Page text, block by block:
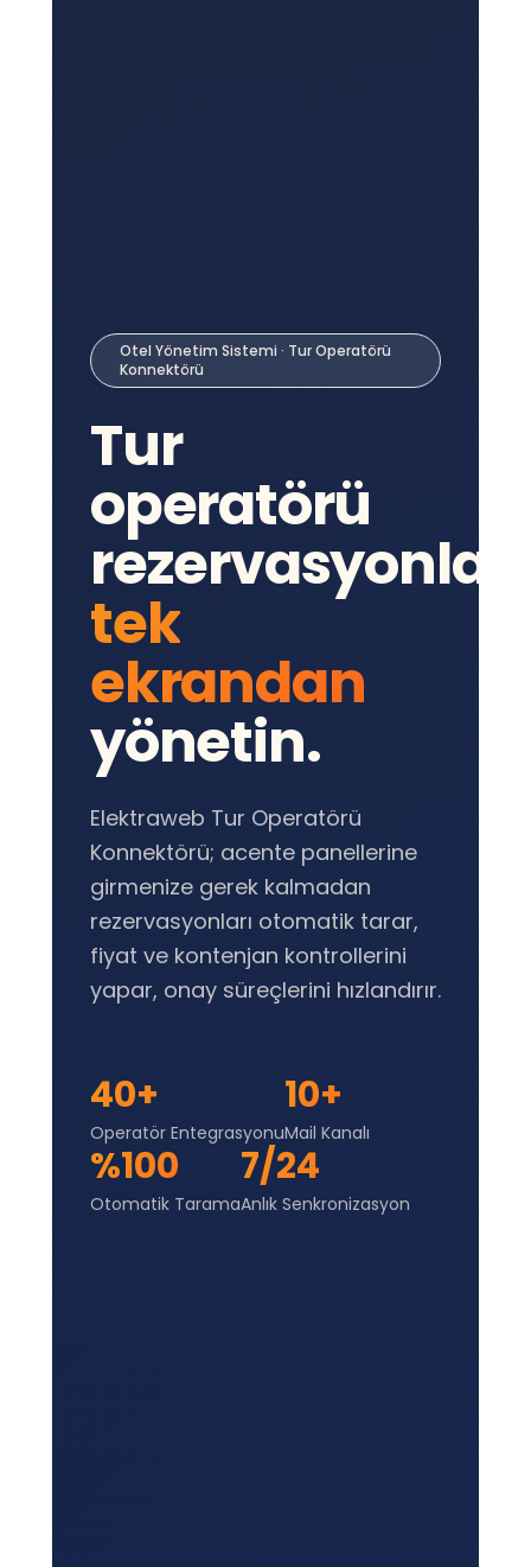
Otel Yönetim Sistemi · Tur Operatörü
Konnektörü
Tur
operatörü
tek
ekrandan
yönetin.
Elektraweb Tur Operatörü
Konnektörü; acente panellerine
girmenize gerek kalmadan
rezervasyonları otomatik tarar,
fiyat ve kontenjan kontrollerini
yapar, onay süreçlerini hızlandırır.
40+
Operatör Entegrasyonu
10+
Mail Kanalı
%100
Otomatik Tarama
7/24
Anlık Senkronizasyon